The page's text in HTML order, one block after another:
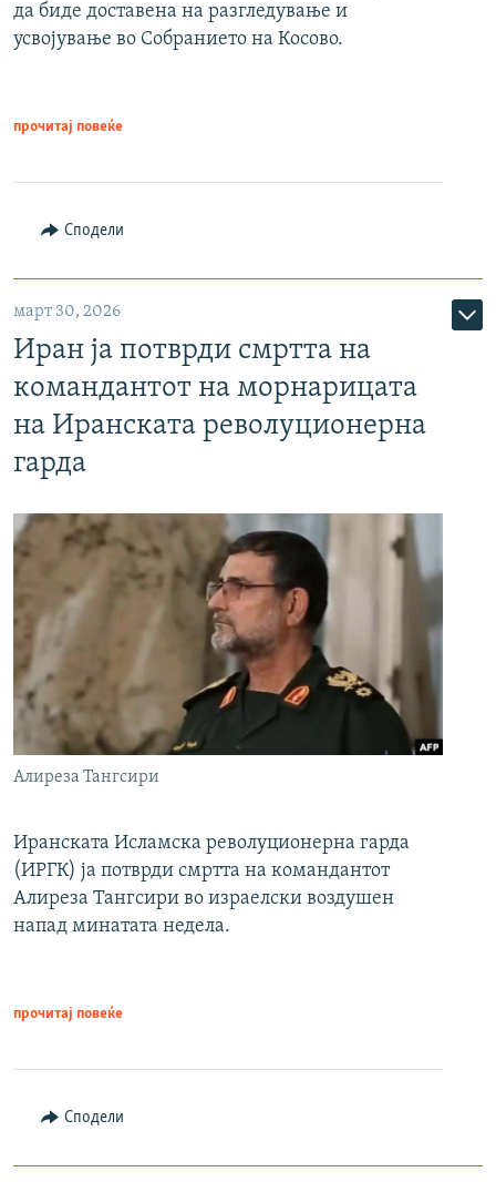
да биде доставена на разгледување и
усвојување во Собранието на Косово.
прочитај повеќе
Сподели
март 30, 2026
Иран ја потврди смртта на
командантот на морнарицата
на Иранската револуционерна
гарда
Алиреза Тангсири
Иранската Исламска револуционерна гарда
(ИРГК) ја потврди смртта на командантот
Алиреза Тангсири во израелски воздушен
напад минатата недела.
прочитај повеќе
Сподели